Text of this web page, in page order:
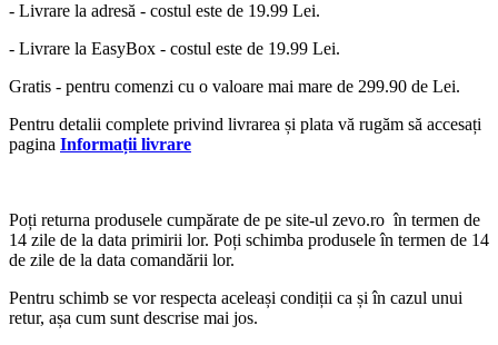
- Livrare la adresă - costul este de 19.99 Lei.
- Livrare la EasyBox - costul este de 19.99 Lei.
Gratis - pentru comenzi cu o valoare mai mare de 299.90 de Lei.
Pentru detalii complete privind livrarea și plata vă rugăm să accesați
pagina Informații livrare
Poți returna produsele cumpărate de pe site-ul zevo.ro în termen de
14 zile de la data primirii lor. Poți schimba produsele în termen de 14
de zile de la data comandării lor.
Pentru schimb se vor respecta aceleași condiții ca și în cazul unui
retur, așa cum sunt descrise mai jos.